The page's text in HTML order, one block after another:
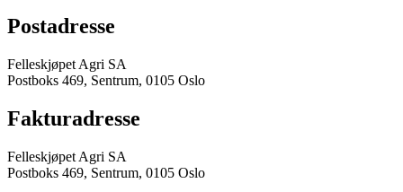
Postadresse
Felleskjøpet Agri SA
Postboks 469, Sentrum, 0105 Oslo
Fakturadresse
Felleskjøpet Agri SA
Postboks 469, Sentrum, 0105 Oslo